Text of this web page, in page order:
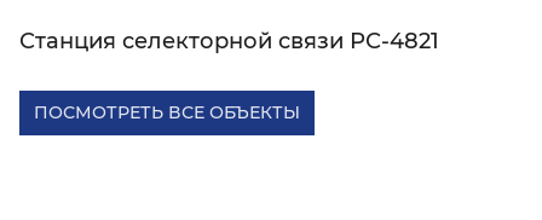
Станция селекторной связи РС-4821
ПОСМОТРЕТЬ ВСЕ ОБЪЕКТЫ